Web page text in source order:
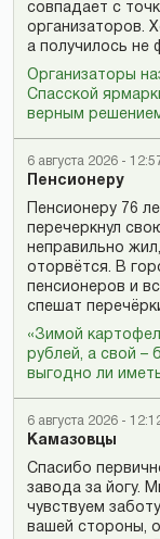
совпадает с
организаторов.
а получилось не
Организаторы
Спасской
верным
6 августа 2026 -
Пенсионеру
Пенсионеру 76
перечеркнул
неправильно
оторвётся. В
пенсионеров и
спешат
«Зимой
рублей, а свой –
выгодно ли
6 августа 2026 -
Камазовцы
Спасибо
завода за йогу.
чувствуем
вашей стороны,